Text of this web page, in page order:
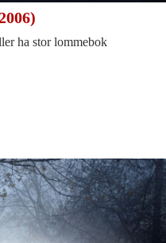
ha stor lommebok